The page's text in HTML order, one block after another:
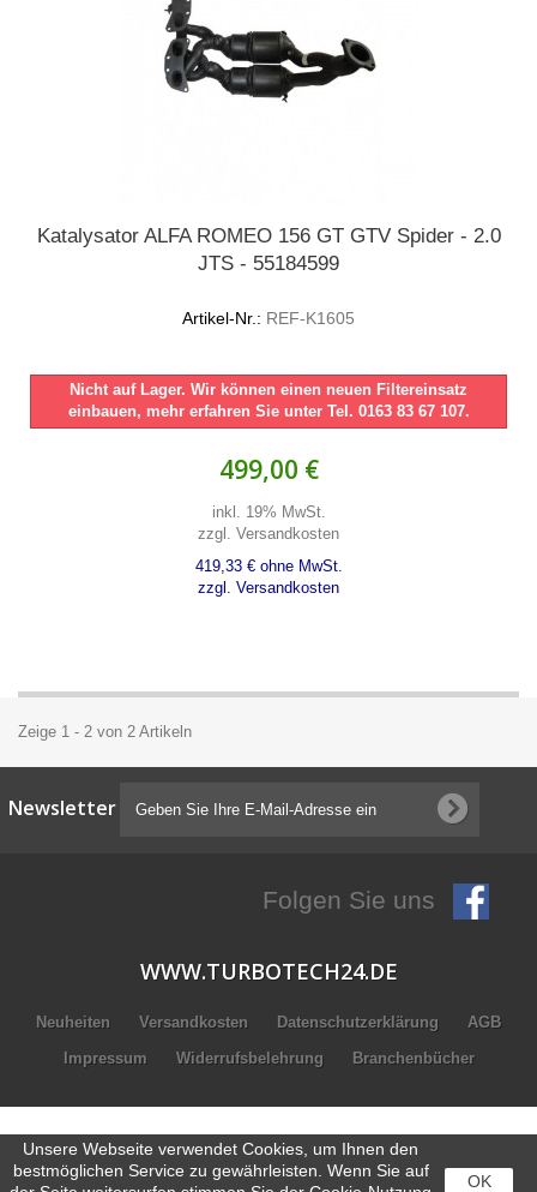
Katalysator ALFA ROMEO 156 GT GTV Spider - 2.0
JTS - 55184599
Artikel-Nr.: REF-K1605
Nicht auf Lager. Wir können einen neuen Filtereinsatz
einbauen, mehr erfahren Sie unter Tel. 0163 83 67 107.
499,00 €
inkl. 19% MwSt.
zzgl. Versandkosten
419,33 € ohne MwSt.
zzgl. Versandkosten
Zeige 1 - 2 von 2 Artikeln
Newsletter
Folgen Sie uns
WWW.TURBOTECH24.DE
Neuheiten Versandkosten Datenschutzerklärung
AGB
Impressum
Widerrufsbelehrung Branchenbücher
Unsere Webseite verwendet Cookies, um Ihnen den
bestmöglichen Service zu gewährleisten. Wenn Sie auf
OK